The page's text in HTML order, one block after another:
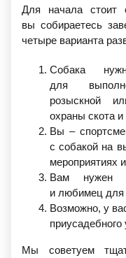
Для начала стоит
вы собираетесь
четыре варианта
Собака
для
розыскной
охраны скота и
Вы –
с собакой на
мероприятиях
Вам нужен
и любимец для
Возможно, у
приусадебного
Мы советуем